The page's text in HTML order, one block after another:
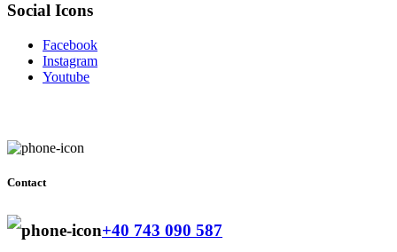
Social Icons
Facebook
Instagram
Youtube
Contact
+40 743 090 587